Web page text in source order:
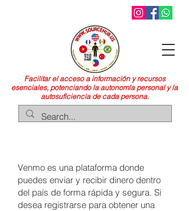
Facilitar el acceso a información y recursos
esenciales, potenciando la autonomía personal y la
autosuficiencia de cada persona.
Venmo es una plataforma donde
puedes enviar y recibir dinero dentro
del país de forma rápida y segura. Si
desea registrarse para obtener una